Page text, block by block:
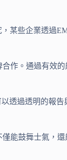
某些企業透過
作。通過有效
透過透明的報
能鼓舞士氣，